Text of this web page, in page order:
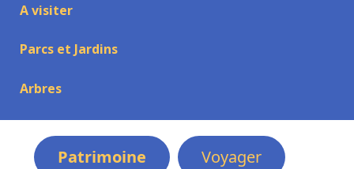
A visiter
Parcs et Jardins
Arbres
Patrimoine
Voyager